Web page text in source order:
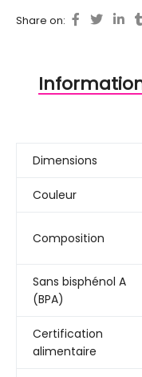
Share on:
Dimensions
Couleur
Composition
Sans bisphénol A
(BPA)
Certification
alimentaire